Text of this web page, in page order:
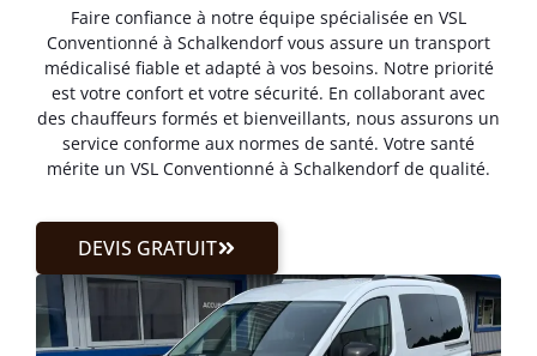
Faire confiance à notre équipe spécialisée en VSL
Conventionné à Schalkendorf vous assure un transport
médicalisé fiable et adapté à vos besoins. Notre priorité
est votre confort et votre sécurité. En collaborant avec
des chauffeurs formés et bienveillants, nous assurons un
service conforme aux normes de santé. Votre santé
mérite un VSL Conventionné à Schalkendorf de qualité.
DEVIS GRATUIT